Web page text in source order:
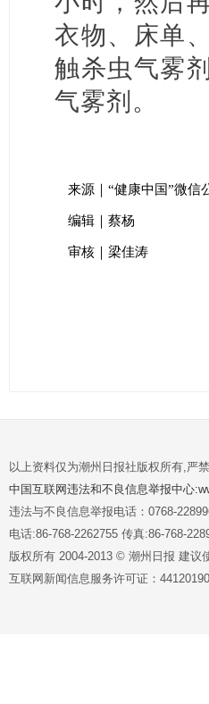
衣物、床单
触杀虫气雾
气雾剂。
来源｜“健康中国”微信
编辑｜蔡杨
审核｜梁佳涛
以上资料仅为潮州日报社版权所有,严
中国互联网违法和不良信息举报中心
违法与不良信息举报电话：0768-
电话:86-768-2262755 传真:86-768-
版权所有 2004-2013 © 潮州日报 建议
互联网新闻信息服务许可证：